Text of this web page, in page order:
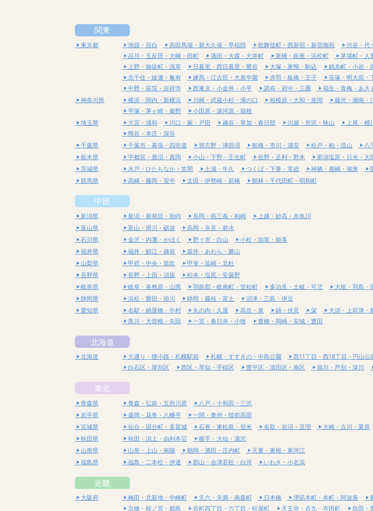
関東
東京都 池袋・目白 高田馬場・新大久保・早稲田 歌舞伎町・西新宿・新宿御苑 渋谷・代
品川・五反田・大崎・田町
蒲田・大森・大井町 新橋・銀座・浜松町 茅場町・人
上野・御徒町・浅草
日暮里・西日暮里・鶯谷 大塚・巣鴨・駒込 錦糸町・小岩・
北千住・綾瀬・亀有
練馬・江古田・大泉学園 赤羽・板橋・王子 笹塚・明大前・
中野・荻窪・吉祥寺
西東京・小金井・小平 調布・府中・三鷹 福生・青梅・あき
神奈川県
横浜・関内・新横浜 川崎・武蔵小杉・溝の口 相模原・大和・座間 藤沢・湘南・
平塚・茅ヶ崎・秦野
小田原・湯河原・箱根
埼玉県
大宮・浦和 川口・蕨・戸田 越谷・草加・春日部 川越・所沢・狭山 上尾・桶
熊谷・本庄・深谷
千葉県
千葉市・幕張・四街道 習志野・津田沼 船橋・市川・浦安 松戸・柏・流山 八
栃木県
宇都宮・鹿沼・真岡 小山・下野・壬生町 佐野・足利・野木
那須塩原・日光・大
茨城県
水戸・ひたちなか・笠間 土浦・牛久 つくば・下妻・常総 神栖・鹿嶋・潮来
群馬県
高崎・藤岡・安中 太田・伊勢崎・前橋 館林・千代田町・明和町
中部
新潟県 新潟・新発田・胎内 長岡・燕三条・柏崎
上越・妙高・糸魚川
富山県
富山・滑川・砺波
高岡・氷見・射水
石川県
金沢・内灘・かほく 野々市・白山
小松・加賀・能美
福井県
福井・鯖江・越前
坂井・あわら・勝山
山梨県
甲府・中央・笛吹
甲斐・韮崎・北杜
長野県
長野・上田・須坂
松本・塩尻・安曇野
岐阜県
岐阜・各務原・山県 羽島郡・岐南町・笠松町 多治見・土岐・可児
大垣・羽島・
静岡県
浜松・磐田・掛川 静岡・藤枝・富士
沼津・三島・伊豆
愛知県
名駅・納屋橋・中村 丸の内・久屋 高岳・泉 錦・伏見 栄 大須・上前津・
黒川・大曽根・矢田
一宮・春日井・小牧 豊橋・岡崎・安城・豊田
北海道
北海道 大通り・狸小路・札幌駅前 札幌・すすきの・中島公園 西11丁目・西18丁目・円山公
白石区・厚別区
西区・琴似・手稲区 豊平区・清田区・南区 旭川・芦別・深川
東北
青森県 青森・弘前・五所川原
八戸・十和田・三沢
岩手県
盛岡・花巻・八幡平
一関・奥州・陸前高田
宮城県
仙台・国分町・多賀城 石巻・東松島・登米 名取・岩沼・亘理
大崎・古川・栗原
秋田県
秋田・潟上・由利本荘
横手・大仙・湯沢
山形県
山形・上山・南陽 鶴岡・酒田・庄内町
天童・東根・寒河江
福島県
福島・二本松・伊達 郡山・会津若松・白河 いわき・小名浜
近畿
大阪府 梅田・北新地・中崎町 天六・天満・南森町 日本橋 堺筋本町・本町・阿波座
京橋・桜ノ宮・都島
谷町四丁目・六丁目・松屋町 天王寺・谷九・寺田町 吹田・